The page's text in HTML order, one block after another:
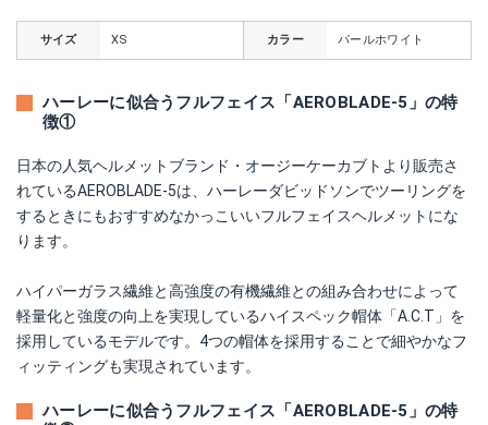
サイズ XS カラー パールホワイト
ハーレーに似合うフルフェイス「AEROBLADE-5」の特
徴①
日本の人気ヘルメットブランド・オージーケーカブトより販売さ
れているAEROBLADE-5は、ハーレーダビッドソンでツーリングを
するときにもおすすめなかっこいいフルフェイスヘルメットにな
ります。
ハイパーガラス繊維と高強度の有機繊維との組み合わせによって
軽量化と強度の向上を実現しているハイスペック帽体「A.C.T」を
採用しているモデルです。4つの帽体を採用することで細やかなフ
ィッティングも実現されています。
ハーレーに似合うフルフェイス「AEROBLADE-5」の特